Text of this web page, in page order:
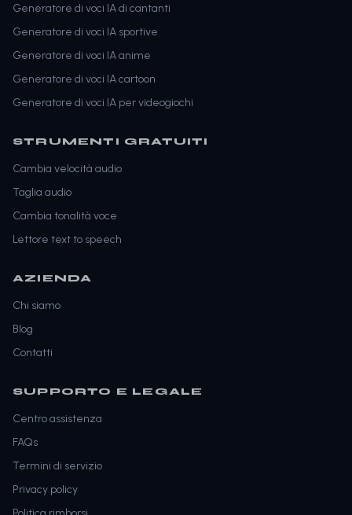
Generatore di voci IA di cantanti
Generatore di voci IA sportive
Generatore di voci IA anime
Generatore di voci IA cartoon
Generatore di voci IA per videogiochi
STRUMENTI GRATUITI
Cambia velocità audio
Taglia audio
Cambia tonalità voce
Lettore text to speech
AZIENDA
Chi siamo
Blog
Contatti
SUPPORTO E LEGALE
Centro assistenza
FAQs
Termini di servizio
Privacy policy